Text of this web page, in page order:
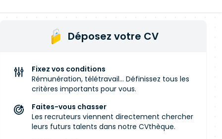
Déposez votre CV
Fixez vos conditions
Rémunération, télétravail... Définissez tous les
critères importants pour vous.
Faites-vous chasser
Les recruteurs viennent directement chercher
leurs futurs talents dans notre CVthèque.